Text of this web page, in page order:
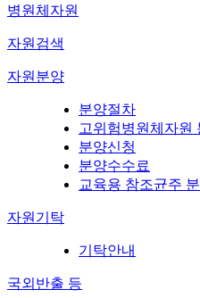
병원체자원
자원검색
자원분양
분양절차
고위험병원체자원
분양신청
분양수수료
교육용 참조균주
자원기탁
기탁안내
국외반출 등